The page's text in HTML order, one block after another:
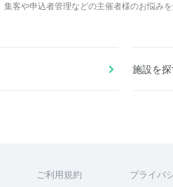
客や申込者管理などの主催者様のお悩み
施設を探
ご利用規約 プライバ